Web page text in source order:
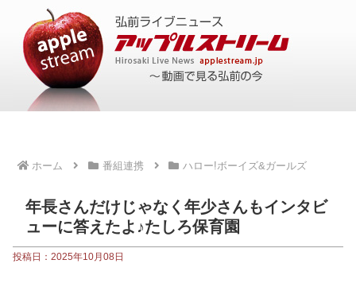
ホーム 番組連携 ハロー!ボーイズ&ガールズ
年長さんだけじゃなく年少さんもインタビ
ューに答えたよ♪たしろ保育園
投稿日：2025年10月08日